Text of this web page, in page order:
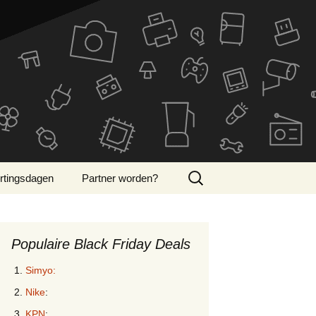
Partner worden?
Zoeken
naar:
Populaire Black Friday Deals
Simyo:
Nike: